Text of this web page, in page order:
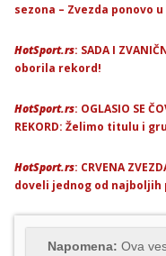
sezona – Zvezda ponovo
HotSport.rs: SADA I
oborila rekord!
HotSport.rs: OGLASIO SE
REKORD: Želimo titulu i
HotSport.rs: CRVENA
doveli jednog od najboljih
Napomena: Ova